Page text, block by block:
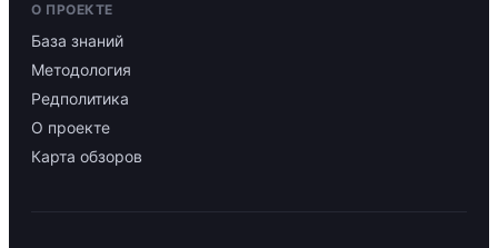
О ПРОЕКТЕ
База знаний
Методология
Редполитика
О проекте
Карта обзоров